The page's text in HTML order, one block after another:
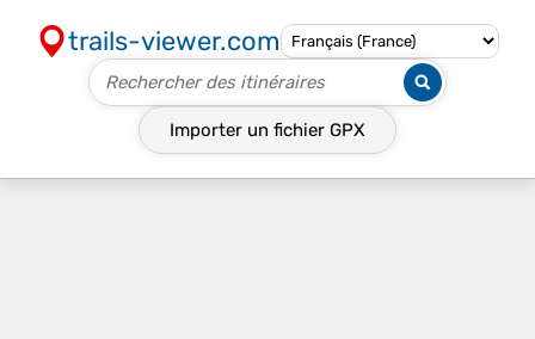
trails-viewer.com
Importer un fichier GPX